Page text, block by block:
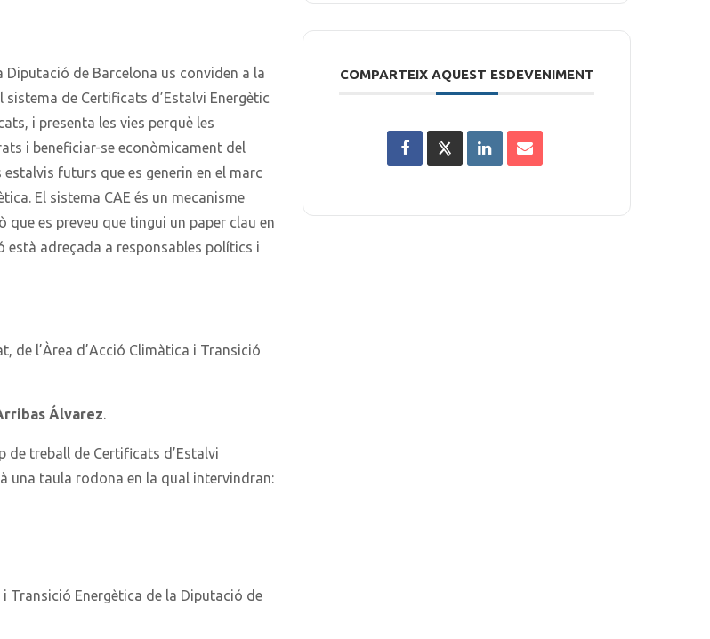
Diputació de Barcelona us conviden a la
sistema de Certificats d’Estalvi Energètic
i presenta les vies perquè les
i beneficiar-se econòmicament del
futurs que es generin en el marc
El sistema CAE és un mecanisme
es preveu que tingui un paper clau en
està adreçada a responsables polítics i
de l’Àrea d’Acció Climàtica i Transició
Álvarez.
de treball de Certificats d’Estalvi
una taula rodona en la qual intervindran:
Transició Energètica de la Diputació de
COMPARTEIX AQUEST ESDEVENIMENT